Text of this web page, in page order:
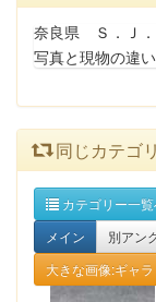
奈良県 Ｓ．Ｊ
写真と現物の違
同じカテゴ
カテゴリー一
メイン
別アン
大きな画像:ギャ